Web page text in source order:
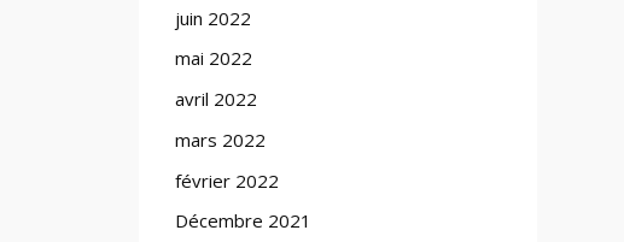
juin 2022
mai 2022
avril 2022
mars 2022
février 2022
Décembre 2021